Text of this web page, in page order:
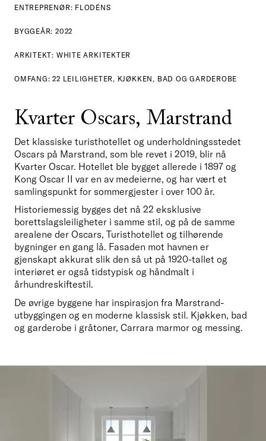
ENTREPRENØR: FLODÉNS
BYGGEÅR: 2022
ARKITEKT: WHITE ARKITEKTER
OMFANG: 22 LEILIGHETER, KJØKKEN, BAD OG GARDEROBE
Kvarter Oscars, Marstrand
Det klassiske turisthotellet og underholdningsstedet
Oscars på Marstrand, som ble revet i 2019, blir nå
Kvarter Oscar. Hotellet ble bygget allerede i 1897 og
Kong Oscar II var en av medeierne, og har vært et
samlingspunkt for sommergjester i over 100 år.
Historiemessig bygges det nå 22 eksklusive
borettslagsleiligheter i samme stil, og på de samme
arealene der Oscars, Turisthotellet og tilhørende
bygninger en gang lå. Fasaden mot havnen er
gjenskapt akkurat slik den så ut på 1920-tallet og
interiøret er også tidstypisk og håndmalt i
århundreskiftestil.
De øvrige byggene har inspirasjon fra Marstrand-
utbyggingen og en moderne klassisk stil. Kjøkken, bad
og garderobe i gråtoner, Carrara marmor og messing.